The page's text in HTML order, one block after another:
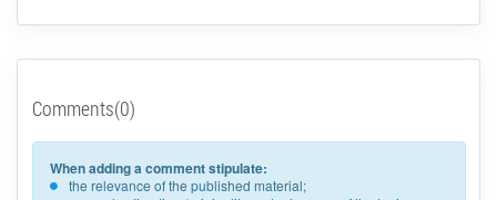
Comments(0)
When adding a comment stipulate:
the relevance of the published material;